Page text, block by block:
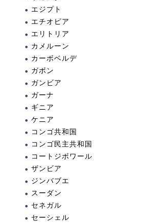
エジプト
エチオピア
エリトリア
カメルーン
カーボベルデ
ガボン
ガンビア
ガーナ
ギニア
ケニア
コンゴ共和国
コンゴ民主共和国
コートジボワール
ザンビア
ジンバブエ
スーダン
セネガル
セーシェル